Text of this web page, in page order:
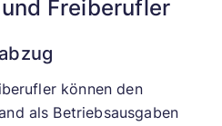
Freiberufler
können den
als Betriebsausgaben